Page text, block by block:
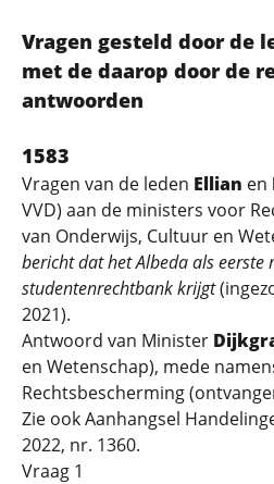
Vragen gesteld door de
met de daarop door de
antwoorden
1583
Vragen van de leden Ellian en
VVD) aan de ministers voor
van Onderwijs, Cultuur en
bericht dat het Albeda als eerste
studentenrechtbank krijgt
2021).
Antwoord van Minister
en Wetenschap), mede
Rechtsbescherming
Zie ook Aanhangsel
2022, nr. 1360.
Vraag 1